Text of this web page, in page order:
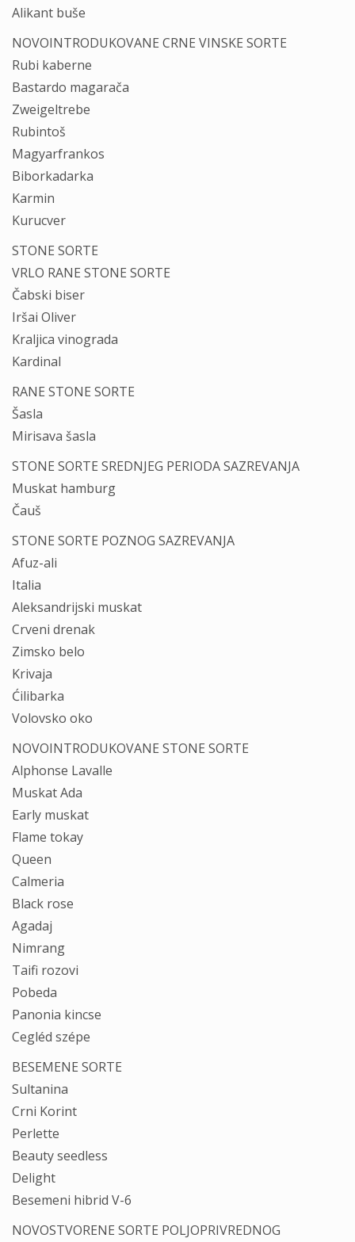
Alikant buše
NOVOINTRODUKOVANE CRNE VINSKE SORTE
Rubi kaberne
Bastardo magarača
Zweigeltrebe
Rubintoš
Magyarfrankos
Biborkadarka
Karmin
Kurucver
STONE SORTE
VRLO RANE STONE SORTE
Čabski biser
Iršai Oliver
Kraljica vinograda
Kardinal
RANE STONE SORTE
Šasla
Mirisava šasla
STONE SORTE SREDNJEG PERIODA SAZREVANJA
Muskat hamburg
Čauš
STONE SORTE POZNOG SAZREVANJA
Afuz-ali
Italia
Aleksandrijski muskat
Crveni drenak
Zimsko belo
Krivaja
Ćilibarka
Volovsko oko
NOVOINTRODUKOVANE STONE SORTE
Alphonse Lavalle
Muskat Ada
Early muskat
Flame tokay
Queen
Calmeria
Black rose
Agadaj
Nimrang
Taifi rozovi
Pobeda
Panonia kincse
Cegléd szépe
BESEMENE SORTE
Sultanina
Crni Korint
Perlette
Beauty seedless
Delight
Besemeni hibrid V-6
NOVOSTVORENE SORTE POLJOPRIVREDNOG